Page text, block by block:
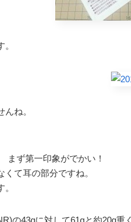
ね。
まず第一印象がでかい！
て耳の部分ですね。
の43gに対して61gと約20g重